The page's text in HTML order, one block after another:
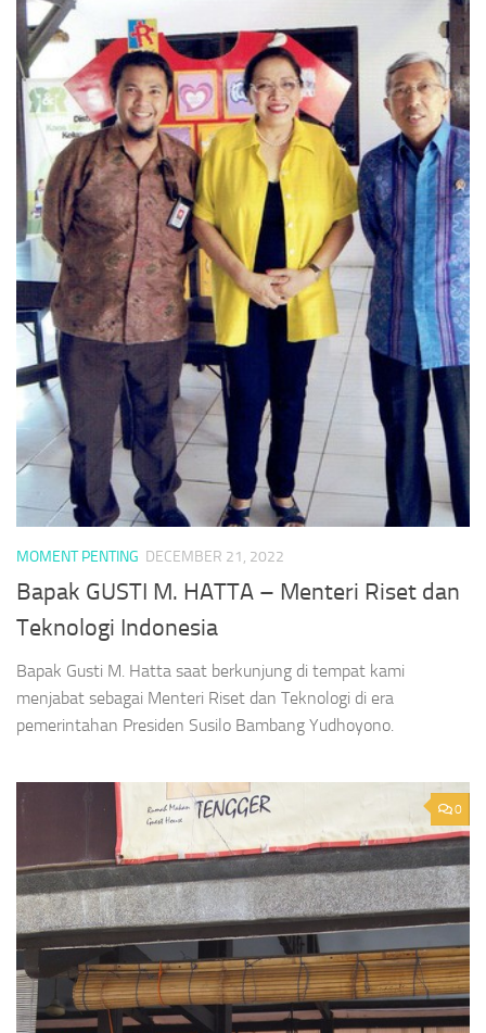
MOMENT PENTING DECEMBER 21, 2022
Bapak GUSTI M. HATTA – Menteri Riset dan
Teknologi Indonesia
Bapak Gusti M. Hatta saat berkunjung di tempat kami
menjabat sebagai Menteri Riset dan Teknologi di era
pemerintahan Presiden Susilo Bambang Yudhoyono.
0